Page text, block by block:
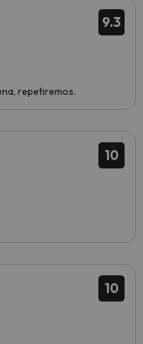
9.3
repetiremos.
10
10